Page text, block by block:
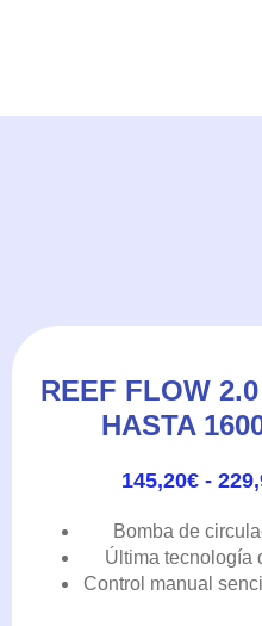
REEF FLOW
HASTA
145,20€ -
Bomba de
Última tecnología
Control manual